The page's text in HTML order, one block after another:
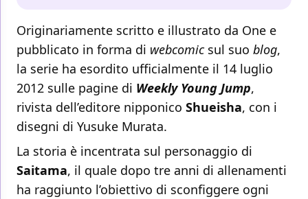
Originariamente scritto e illustrato da One e
pubblicato in forma di webcomicsul suo blog,
la serie ha esordito ufficialmente il 14 luglio
2012 sulle pagine di Weekly Young Jump,
rivista dell’editore nipponico Shueisha, con i
disegni di Yusuke Murata.
La storia è incentrata sul personaggio di
Saitama, il quale dopo tre anni di allenamenti
ha raggiunto l’obiettivo di sconfiggere ogni